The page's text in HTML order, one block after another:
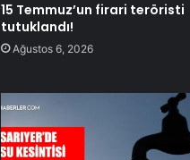
15 Temmuz’un firari teröristi
tutuklandı!
Ağustos 6, 2026